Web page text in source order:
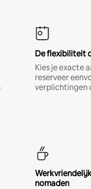
De flexibiliteit
Kies je exacte
reserveer
verplichtingen
nomaden